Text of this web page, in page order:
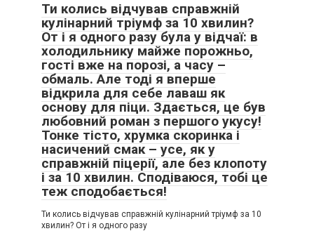
Ти колись відчував справжній
кулінарний тріумф за 10 хвилин?
От і я одного разу була у відчаї: в
холодильнику майже порожньо,
гості вже на порозі, а часу –
обмаль. Але тоді я вперше
відкрила для себе лаваш як
основу для піци. Здається, це був
любовний роман з першого укусу!
Тонке тісто, хрумка скоринка і
насичений смак – усе, як у
справжній піцерії, але без клопоту
і за 10 хвилин. Сподіваюся, тобі це
теж сподобається!
Ти колись відчував справжній кулінарний тріумф за 10
хвилин? От і я одного разу